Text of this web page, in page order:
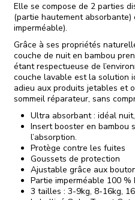
Elle se compose de 2 parties
(partie hautement
imperméable).
Grâce à ses propriétés
couche de nuit en bambou
étant respectueuse de
couche lavable est la solution
adieu aux produits jetables et
sommeil réparateur, sans
Ultra absorbant : idéal
Insert booster en bambou
l’absorption.
Protège contre les fuites
Goussets de protection
Ajustable grâce aux
Partie imperméable 100
3 tailles : 3-9kg, 8-16kg,